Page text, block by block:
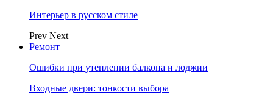
Интерьер в русском стиле
Prev Next
Ремонт
Ошибки при утеплении балкона и лоджии
Входные двери: тонкости выбора